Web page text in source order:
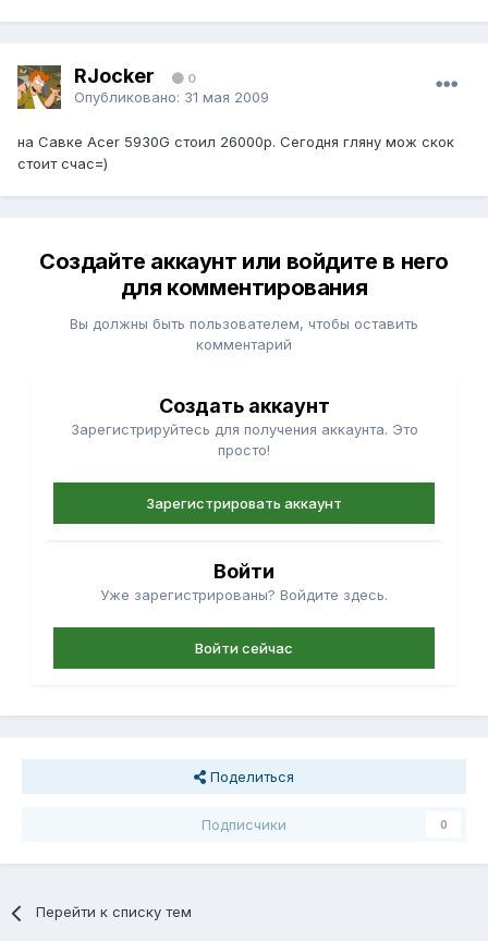
RJocker 0
Опубликовано: 31 мая 2009
на Савке Acer 5930G стоил 26000р. Сегодня гляну мож скок
стоит счас=)
Создайте аккаунт или войдите в него
для комментирования
Вы должны быть пользователем, чтобы оставить
комментарий
Создать аккаунт
Зарегистрируйтесь для получения аккаунта. Это
просто!
Зарегистрировать аккаунт
Войти
Уже зарегистрированы? Войдите здесь.
Войти сейчас
Поделиться
Подписчики 0
Перейти к списку тем